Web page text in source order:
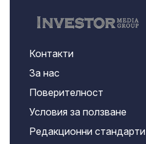
Контакти
За нас
Поверителност
Условия за ползване
Редакционни стандарти